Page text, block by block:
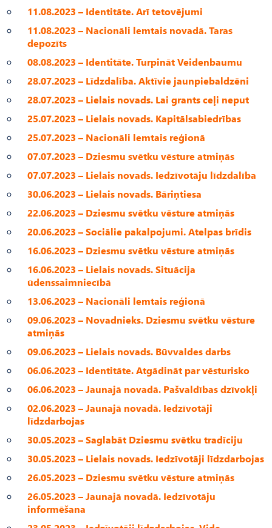
11.08.2023 – Identitāte. Arī tetovējumi
11.08.2023 – Nacionāli lemtais novadā. Taras
depozīts
08.08.2023 – Identitāte. Turpināt Veidenbaumu
28.07.2023 – Līdzdalība. Aktīvie jaunpiebaldzēni
28.07.2023 – Lielais novads. Lai grants ceļi neput
25.07.2023 – Lielais novads. Kapitālsabiedrības
25.07.2023 – Nacionāli lemtais reģionā
07.07.2023 – Dziesmu svētku vēsture atmiņās
07.07.2023 – Lielais novads. Iedzīvotāju līdzdalība
30.06.2023 – Lielais novads. Bāriņtiesa
22.06.2023 – Dziesmu svētku vēsture atmiņās
20.06.2023 – Sociālie pakalpojumi. Atelpas brīdis
16.06.2023 – Dziesmu svētku vēsture atmiņās
16.06.2023 – Lielais novads. Situācija
ūdenssaimniecībā
13.06.2023 – Nacionāli lemtais reģionā
09.06.2023 – Novadnieks. Dziesmu svētku vēsture
atmiņās
09.06.2023 – Lielais novads. Būvvaldes darbs
06.06.2023 – Identitāte. Atgādināt par vēsturisko
06.06.2023 – Jaunajā novadā. Pašvaldības dzīvokļi
02.06.2023 – Jaunajā novadā. Iedzīvotāji
līdzdarbojas
30.05.2023 – Saglabāt Dziesmu svētku tradīciju
30.05.2023 – Lielais novads. Iedzīvotāji līdzdarbojas
26.05.2023 – Dziesmu svētku vēsture atmiņās
26.05.2023 – Jaunajā novadā. Iedzīvotāju
informēšana